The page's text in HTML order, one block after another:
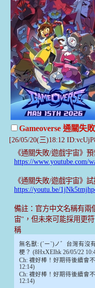
Gameoverse 通關失
[26/05/20(三)18:12
《通關失敗/遊戲宇宙》預
https://www.youtube.com/
《通關失敗/遊戲宇宙》
https://youtu.be/
備註：官方中文名稱有兩
宙"，但未來可能採用更
稱
無名獸: (´ー`)ノ゛台灣有沒
梗？ (8HxXEIhk 26/05/22
Ch: 襪好棒！好期待後續會
12:14)
Ch: 襪好棒！好期待後續會
12:14)